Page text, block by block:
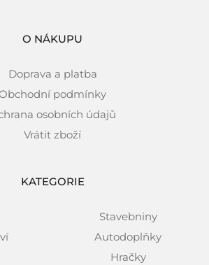
O NÁKUPU
Doprava a platba
podmínky
osobních údajů
Vrátit zboží
KATEGORIE
Stavebniny
Autodoplňky
Hračky